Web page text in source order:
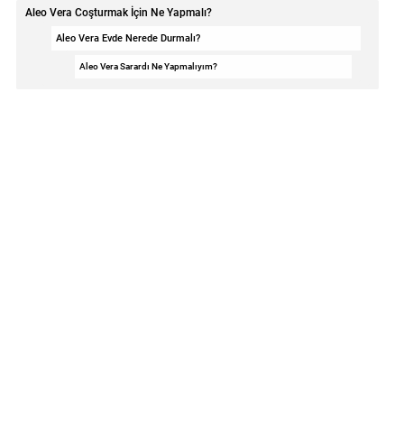
Aleo Vera Coşturmak İçin Ne Yapmalı?
Aleo Vera Evde Nerede Durmalı?
Aleo Vera Sarardı Ne Yapmalıyım?